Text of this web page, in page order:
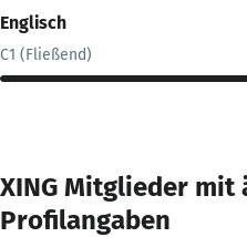
Englisch
C1 (Fließend)
XING Mitglieder mit
Profilangaben